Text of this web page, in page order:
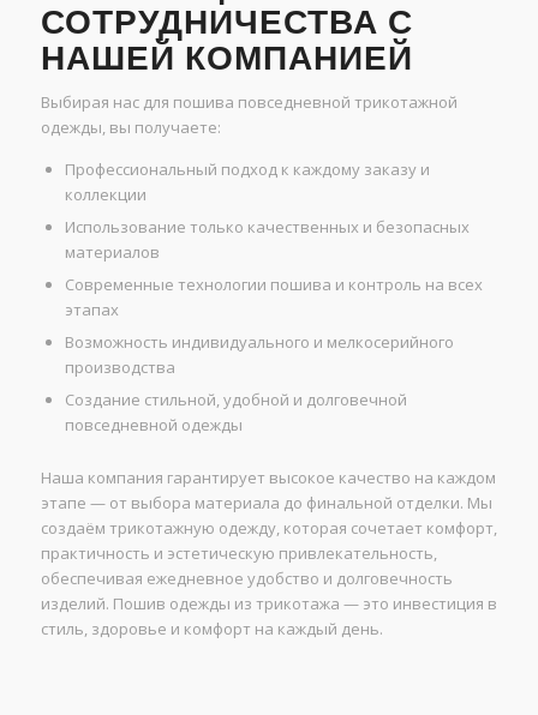
СОТРУДНИЧЕСТВА С
НАШЕЙ КОМПАНИЕЙ
Выбирая нас для пошива повседневной трикотажной
одежды, вы получаете:
Профессиональный подход к каждому заказу и
коллекции
Использование только качественных и безопасных
материалов
Современные технологии пошива и контроль на всех
этапах
Возможность индивидуального и мелкосерийного
производства
Создание стильной, удобной и долговечной
повседневной одежды
Наша компания гарантирует высокое качество на каждом
этапе — от выбора материала до финальной отделки. Мы
создаём трикотажную одежду, которая сочетает комфорт,
практичность и эстетическую привлекательность,
обеспечивая ежедневное удобство и долговечность
изделий. Пошив одежды из трикотажа — это инвестиция в
стиль, здоровье и комфорт на каждый день.